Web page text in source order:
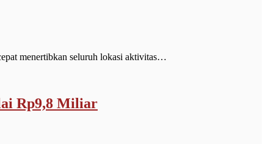
menertibkan seluruh lokasi aktivitas…
Rp9,8 Miliar